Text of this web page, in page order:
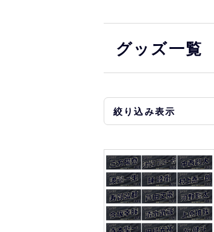
タオル各種
1000円以上3000円
グッズ一覧